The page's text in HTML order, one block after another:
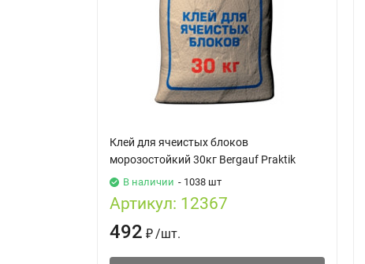
Клей для ячеистых блоков
морозостойкий 30кг Bergauf Praktik
В наличии - 1038 шт
Артикул: 12367
492 ₽/шт.